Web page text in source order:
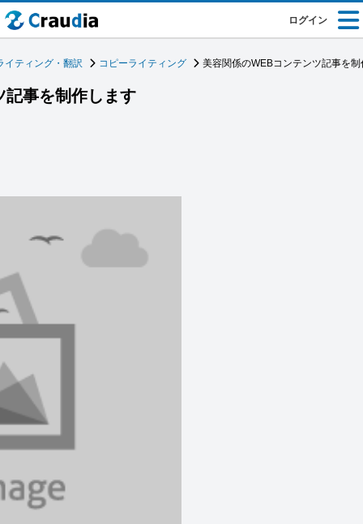
ログイン
イティング・翻訳 コピーライティング 美容関係のWEBコンテンツ記事を
記事を制作します